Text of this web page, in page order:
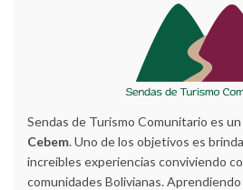
Sendas de Turismo Comunitario es
Cebem. Uno de los objetivos es
increíbles experiencias conviviendo
comunidades Bolivianas. Aprendiendo